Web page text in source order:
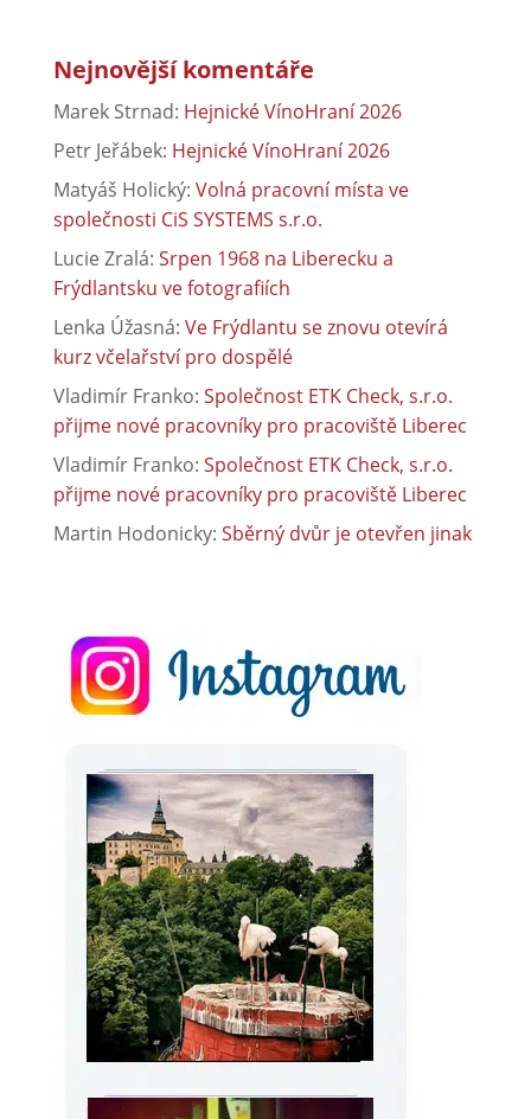
Nejnovější komentáře
Marek Strnad: Hejnické VínoHraní 2026
Petr Jeřábek: Hejnické VínoHraní 2026
Matyáš Holický: Volná pracovní místa ve
společnosti CiS SYSTEMS s.r.o.
Lucie Zralá: Srpen 1968 na Liberecku a
Frýdlantsku ve fotografiích
Lenka Úžasná: Ve Frýdlantu se znovu otevírá
kurz včelařství pro dospělé
Vladimír Franko: Společnost ETK Check, s.r.o.
přijme nové pracovníky pro pracoviště Liberec
Vladimír Franko: Společnost ETK Check, s.r.o.
přijme nové pracovníky pro pracoviště Liberec
Martin Hodonicky: Sběrný dvůr je otevřen jinak